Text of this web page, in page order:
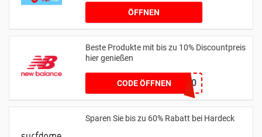
ÖFFNEN
Beste Produkte mit bis zu 10% Discountpreis
hier genießen
CODE ÖFFNENHONEYNB10
Sparen Sie bis zu 60% Rabatt bei Hardeck